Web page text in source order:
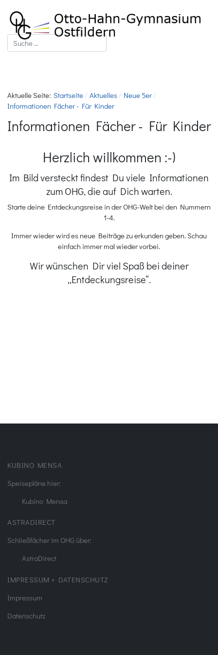
Suchen
Aktuelle Seite: Startseite Aktuelles
Neue 5er
Informationen Fächer - Für Kinder
Informationen Fächer - Für Kinder
Herzlich willkommen :-)
Im Bild versteckt findest Du viele Informationen
zum OHG, die auf Dich warten.
Starte deine Entdeckungsreise in der OHG-Welt bei den Nummern
1-4.
Immer wieder wird es neue Beiträge zu erkunden geben. Schau
einfach immer mal wieder vorbei.
Wir wünschen Dir viel Spaß bei deiner
„Entdeckungsreise“.
KUBINO MENSA
Speisepläne hier:
Kubino Mensa
ASTRADIRECT
Schließfächer im OHG über:
AstraDirect
IMPRESSUM + DATENSCHUTZ
Impressum
Datenschutz